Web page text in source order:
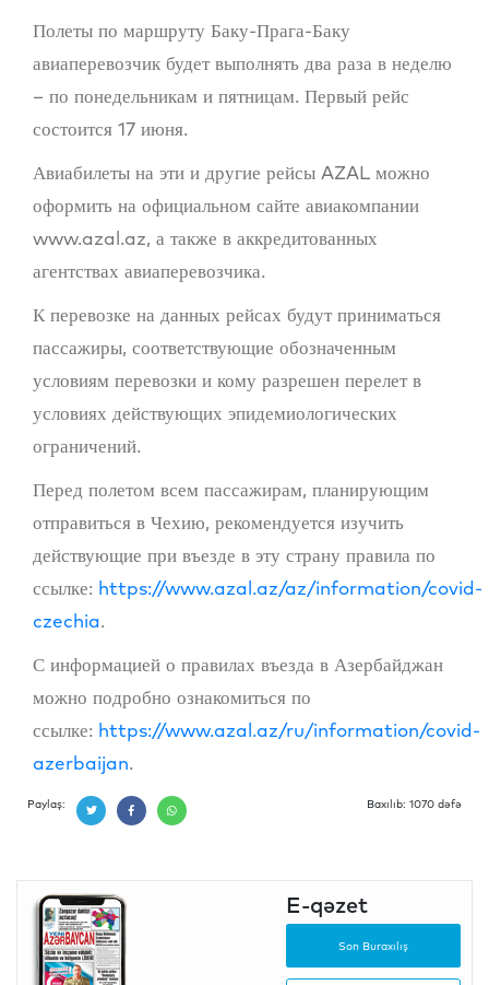
Полеты по маршруту Баку-Прага-Баку
авиаперевозчик будет выполнять два раза в неделю
– по понедельникам и пятницам. Первый рейс
состоится 17 июня.
Авиабилеты на эти и другие рейсы AZAL можно
оформить на официальном сайте авиакомпании
www.azal.az, а также в аккредитованных
агентствах авиаперевозчика.
К перевозке на данных рейсах будут приниматься
пассажиры, соответствующие обозначенным
условиям перевозки и кому разрешен перелет в
условиях действующих эпидемиологических
ограничений.
Перед полетом всем пассажирам, планирующим
отправиться в Чехию, рекомендуется изучить
действующие при въезде в эту страну правила по
ссылке: https://www.azal.az/az/information/covid-
czechia.
С информацией о правилах въезда в Азербайджан
можно подробно ознакомиться по
ссылке: https://www.azal.az/ru/information/covid-
azerbaijan.
Paylaş: Baxılıb: 1070 dəfə
E-qəzet
Son Buraxılış